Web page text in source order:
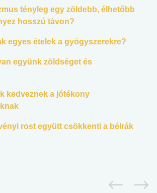
tényleg egy zöldebb, élhetőbb
hosszú távon?
egyes ételek a gyógyszerekre?
együnk zöldséget és
kedveznek a jótékony
rost együtt csökkenti a bélrák